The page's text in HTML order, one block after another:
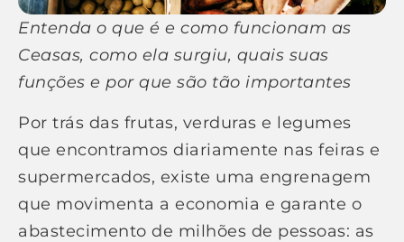
Entenda o que é e como funcionam as
Ceasas, como ela surgiu, quais suas
funções e por que são tão importantes
Por trás das frutas, verduras e legumes
que encontramos diariamente nas feiras e
supermercados, existe uma engrenagem
que movimenta a economia e garante o
abastecimento de milhões de pessoas: as